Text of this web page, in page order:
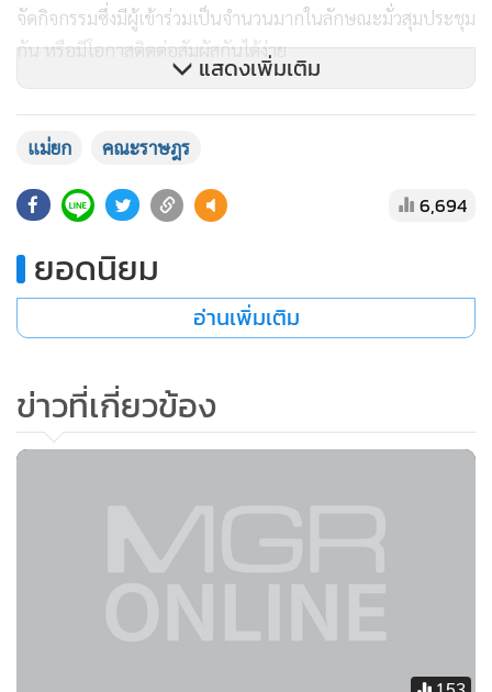
จัดกิจกรรมซึ่งมีผู้เข้าร่วมเป็นจำนวนมากในลักษณะมั่วสุมประชุม
กัน หรือมีโอกาสติดต่อสัมผัสกันได้ง่าย
โดยเหตุดังกล่าวจากการชุมนุมปราศรัยบริเวณกรมทหารราบที่
11 เมื่อวันที่ 29 พฤศจิกายนที่ผ่านมา ซึ่งมีมวลชนมารวมกลุ่มให้
ทั่วไป โดยมี พล.ต.ต.สุคุณ พรหมาย รองผู้บัญชาการ
ตำรวจนครบาล 2 ร่วมสอบปากคำ
กำกับการ สน.บางเขน ได้อ่านประกาศเพื่อขอให้ยุติการชุมนุมซึ่ง
นายอานนท์ นำภา หนึ่งในแกนนำได้พยายามแย่งไมโครโฟน
และดึงประกาศห้ามจัดการชุมนุมจากมือ ต่อมานายภานุพงศ์
ข้อความในทวิตเตอร์ที่มีลักษณะปลุกระดมให้มีการชุมนุม ตั้ง
แสดงเพิ่มเติม
แม่ยก คณะราษฎร
6,694
ยอดนิยม
อ่านเพิ่มเติม
ข่าวที่เกี่ยวข้อง